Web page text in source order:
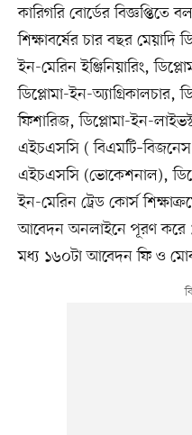
কারিগরি বোর্ডের
শিক্ষাবর্ষের চার বছর মেয়াদি
ইন-মেরিন ইঞ্জিনিয়ারিং,
ডিপ্লোমা-ইন-অ্যাগ্রিকালচার,
ফিশারিজ, ডিপ্লোমা-ইন-
এইচএসসি ( বিএমটি–বিজনেস
এইচএসসি (ভোকেশনাল),
ইন-মেরিন ট্রেড কোর্স
আবেদন অনলাইনে পূরণ করে
মধ্য ১৬০টা আবেদন ফি ও